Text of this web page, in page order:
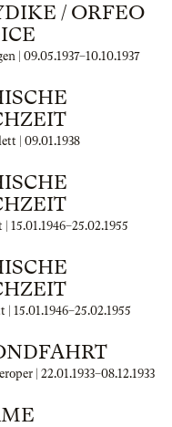
/ ORFEO
| 09.05.1937–10.10.1937
| 09.01.1938
15.01.1946–25.02.1955
| 15.01.1946–25.02.1955
| 22.01.1933–08.12.1933